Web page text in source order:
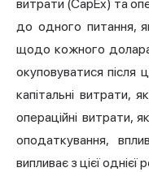
витрати (CapEx) та
до одного питання,
щодо кожного
окуповуватися після
капітальні витрати,
операційні витрати,
оподаткування,
випливає з цієї однієї